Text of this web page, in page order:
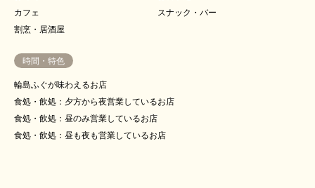
カフェ
スナック・バー
割烹・居酒屋
時間・特色
輪島ふぐが味わえるお店
食処・飲処：夕方から夜営業しているお店
食処・飲処：昼のみ営業しているお店
食処・飲処：昼も夜も営業しているお店